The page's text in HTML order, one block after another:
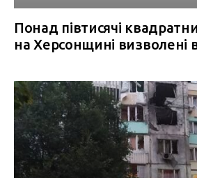
Понад півтисячі
на Херсонщині визволені